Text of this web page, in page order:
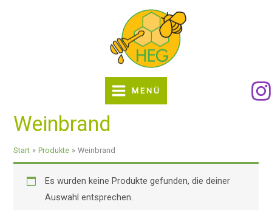
MENÜ
Weinbrand
Start Produkte Weinbrand
Es wurden keine Produkte gefunden, die deiner
Auswahl entsprechen.